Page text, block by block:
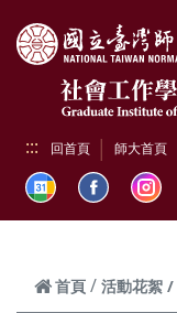
::: 回首頁 師大首頁
首頁 活動花絮